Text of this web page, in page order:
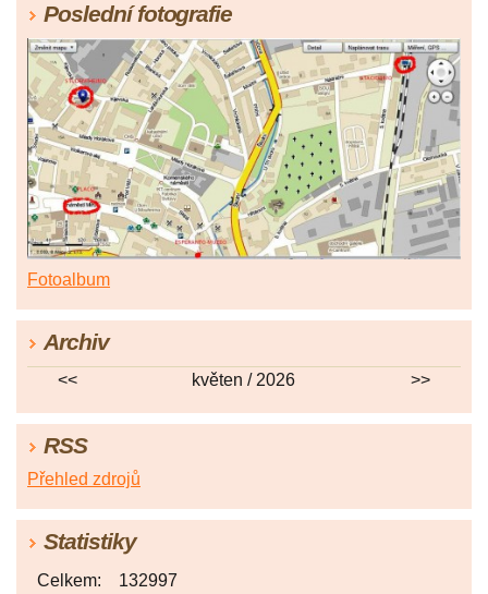
Poslední fotografie
Fotoalbum
Archiv
<< květen / 2026 >>
RSS
Přehled zdrojů
Statistiky
Celkem: 132997